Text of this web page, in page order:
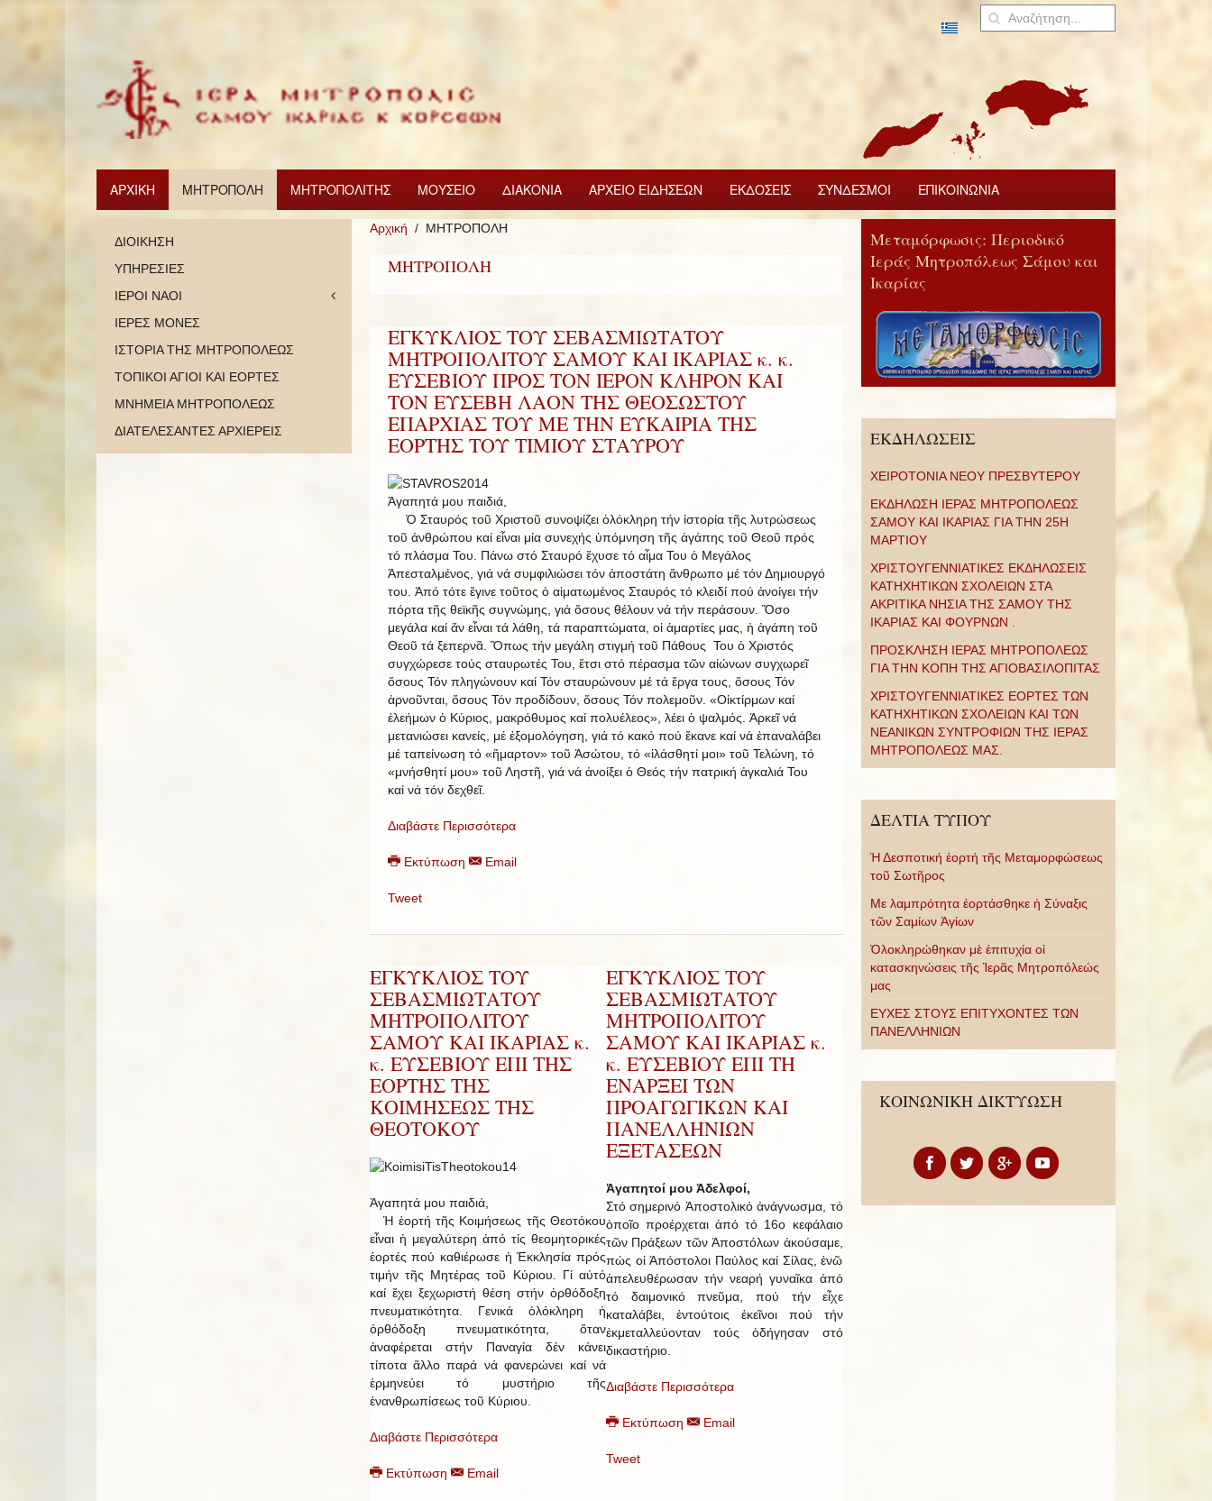
ΑΡΧΙΚΗ ΜΗΤΡΟΠΟΛΗ ΜΗΤΡΟΠΟΛΙΤΗΣ ΜΟΥΣΕΙΟ ΔΙΑΚΟΝΙΑ ΑΡΧΕΙΟ ΕΙΔΗΣΕΩΝ ΕΚΔΟΣΕΙΣ ΣΥΝΔΕΣΜΟΙ ΕΠΙΚΟΙΝΩΝΙΑ
Αρχική ΜΗΤΡΟΠΟΛΗ
ΜΗΤΡΟΠΟΛΗ
ΕΓΚΥΚΛΙΟΣ ΤΟΥ ΣΕΒΑΣΜΙΩΤΑΤΟΥ
ΜΗΤΡΟΠΟΛΙΤΟΥ ΣΑΜΟΥ ΚΑΙ ΙΚΑΡΙΑΣ κ. κ.
ΕΥΣΕΒΙΟΥ ΠΡΟΣ ΤΟΝ ΙΕΡΟΝ ΚΛΗΡΟΝ ΚΑΙ
ΤΟΝ ΕΥΣΕΒΗ ΛΑΟΝ ΤΗΣ ΘΕΟΣΩΣΤΟΥ
ΕΠΑΡΧΙΑΣ ΤΟΥ ΜΕ ΤΗΝ ΕΥΚΑΙΡΙΑ ΤΗΣ
ΕΟΡΤΗΣ ΤΟΥ ΤΙΜΙΟΥ ΣΤΑΥΡΟΥ
Ἀγαπητά μου παιδιά,
Ὁ Σταυρός τοῦ Χριστοῦ συνοψίζει ὁλόκληρη τήν ἱστορία τῆς λυτρώσεως
τοῦ ἀνθρώπου καί εἶναι μία συνεχής ὑπόμνηση τῆς ἀγάπης τοῦ Θεοῦ πρός
τό πλάσμα Του. Πάνω στό Σταυρό ἔχυσε τό αἷμα Του ὁ Μεγάλος
Ἀπεσταλμένος, γιά νά συμφιλιώσει τόν ἀποστάτη ἄνθρωπο μέ τόν Δημιουργό
του. Ἀπό τότε ἔγινε τοῦτος ὁ αἱματωμένος Σταυρός τό κλειδί πού ἀνοίγει τήν
πόρτα τῆς θεϊκῆς συγνώμης, γιά ὅσους θέλουν νά τήν περάσουν. Ὅσο
μεγάλα καί ἄν εἶναι τά λάθη, τά παραπτώματα, οἱ ἁμαρτίες μας, ἡ ἀγάπη τοῦ
Θεοῦ τά ξεπερνᾶ. Ὅπως τήν μεγάλη στιγμή τοῦ Πάθους Του ὁ Χριστός
συγχώρεσε τούς σταυρωτές Του, ἔτσι στό πέρασμα τῶν αἰώνων συγχωρεῖ
ὅσους Τόν πληγώνουν καί Τόν σταυρώνουν μέ τά ἔργα τους, ὅσους Τόν
ἀρνοῦνται, ὅσους Τόν προδίδουν, ὅσους Τόν πολεμοῦν. «Οἰκτίρμων καί
ἐλεήμων ὁ Κύριος, μακρόθυμος καί πολυέλεος», λέει ὁ ψαλμός. Ἀρκεῖ νά
μετανιώσει κανείς, μέ ἐξομολόγηση, γιά τό κακό πού ἔκανε καί νά ἐπαναλάβει
μέ ταπείνωση τό «ἥμαρτον» τοῦ Ἀσώτου, τό «ἱλάσθητί μοι» τοῦ Τελώνη, τό
«μνήσθητί μου» τοῦ Ληστῆ, γιά νά ἀνοίξει ὁ Θεός τήν πατρική ἀγκαλιά Του
καί νά τόν δεχθεῖ.
Διαβάστε Περισσότερα
Εκτύπωση Email
Tweet
ΕΓΚΥΚΛΙΟΣ ΤΟΥ
ΣΕΒΑΣΜΙΩΤΑΤΟΥ
ΜΗΤΡΟΠΟΛΙΤΟΥ
ΣΑΜΟΥ ΚΑΙ ΙΚΑΡΙΑΣ κ.
κ. ΕΥΣΕΒΙΟΥ ΕΠΙ ΤΗΣ
ΕΟΡΤΗΣ ΤΗΣ
ΚΟΙΜΗΣΕΩΣ ΤΗΣ
ΘΕΟΤΟΚΟΥ
Ἀγαπητά μου παιδιά,
Ἡ ἑορτή τῆς Κοιμήσεως τῆς Θεοτόκου
εἶναι ἡ μεγαλύτερη ἀπό τίς θεομητορικές
ἑορτές πού καθιέρωσε ἡ Ἐκκλησία πρός
τιμήν τῆς Μητέρας τοῦ Κύριου. Γί αὐτό
καί ἔχει ξεχωριστή θέση στήν ὀρθόδοξη
πνευματικότητα. Γενικά ὁλόκληρη ἡ
ὀρθόδοξη πνευματικότητα, ὅταν
ἀναφέρεται στήν Παναγία δέν κάνει
τίποτα ἄλλο παρά νά φανερώνει καί νά
ἑρμηνεύει τό μυστήριο τῆς
ἐνανθρωπίσεως τοῦ Κύριου.
Διαβάστε Περισσότερα
Εκτύπωση Email
ΕΓΚΥΚΛΙΟΣ ΤΟΥ
ΣΕΒΑΣΜΙΩΤΑΤΟΥ
ΜΗΤΡΟΠΟΛΙΤΟΥ
ΣΑΜΟΥ ΚΑΙ ΙΚΑΡΙΑΣ κ.
κ. ΕΥΣΕΒΙΟΥ ΕΠΙ ΤΗ
ΕΝΑΡΞΕΙ ΤΩΝ
ΠΡΟΑΓΩΓΙΚΩΝ ΚΑΙ
ΠΑΝΕΛΛΗΝΙΩΝ
ΕΞΕΤΑΣΕΩΝ
Ἀγαπητοί μου Ἀδελφοί,
Στό σημερινό Ἀποστολικό ἀνάγνωσμα, τό
ὁποῖο προέρχεται ἀπό τό 16ο κεφάλαιο
τῶν Πράξεων τῶν Ἀποστόλων ἀκούσαμε,
πώς οἱ Ἀπόστολοι Παύλος καί Σίλας, ἐνῶ
ἀπελευθέρωσαν τήν νεαρή γυναῖκα ἀπό
τό δαιμονικό πνεῦμα, πού τήν εἶχε
καταλάβει, ἐντούτοις ἐκεῖνοι πού τήν
ἐκμεταλλεύονταν τούς ὁδήγησαν στό
δικαστήριο.
Διαβάστε Περισσότερα
Εκτύπωση Email
Tweet
ΔΙΟΙΚΗΣΗ
ΥΠΗΡΕΣΙΕΣ
ΙΕΡΟΙ ΝΑΟΙ
ΙΕΡΕΣ ΜΟΝΕΣ
ΙΣΤΟΡΙΑ ΤΗΣ ΜΗΤΡΟΠΟΛΕΩΣ
ΤΟΠΙΚΟΙ ΑΓΙΟΙ ΚΑΙ ΕΟΡΤΕΣ
ΜΝΗΜΕΙΑ ΜΗΤΡΟΠΟΛΕΩΣ
ΔΙΑΤΕΛΕΣΑΝΤΕΣ ΑΡΧΙΕΡΕΙΣ
Μεταμόρφωσις: Περιοδικό
Ιεράς Μητροπόλεως Σάμου και
Ικαρίας
ΕΚΔΗΛΩΣΕΙΣ
ΧΕΙΡΟΤΟΝΙΑ ΝΕΟΥ ΠΡΕΣΒΥΤΕΡΟΥ
ΕΚΔΗΛΩΣΗ ΙΕΡΑΣ ΜΗΤΡΟΠΟΛΕΩΣ
ΣΑΜΟΥ ΚΑΙ ΙΚΑΡΙΑΣ ΓΙΑ ΤΗΝ 25Η
ΜΑΡΤΙΟΥ
ΧΡΙΣΤΟΥΓΕΝΝΙΑΤΙΚΕΣ ΕΚΔΗΛΩΣΕΙΣ
ΚΑΤΗΧΗΤΙΚΩΝ ΣΧΟΛΕΙΩΝ ΣΤΑ
ΑΚΡΙΤΙΚΑ ΝΗΣΙΑ ΤΗΣ ΣΑΜΟΥ ΤΗΣ
ΙΚΑΡΙΑΣ ΚΑΙ ΦΟΥΡΝΩΝ .
ΠΡΟΣΚΛΗΣΗ ΙΕΡΑΣ ΜΗΤΡΟΠΟΛΕΩΣ
ΓΙΑ ΤΗΝ ΚΟΠΗ ΤΗΣ ΑΓΙΟΒΑΣΙΛΟΠΙΤΑΣ
ΧΡΙΣΤΟΥΓΕΝΝΙΑΤΙΚΕΣ ΕΟΡΤΕΣ ΤΩΝ
ΚΑΤΗΧΗΤΙΚΩΝ ΣΧΟΛΕΙΩΝ ΚΑΙ ΤΩΝ
ΝΕΑΝΙΚΩΝ ΣΥΝΤΡΟΦΙΩΝ ΤΗΣ ΙΕΡΑΣ
ΜΗΤΡΟΠΟΛΕΩΣ ΜΑΣ.
ΔΕΛΤΙΑ ΤΥΠΟΥ
Ἡ Δεσποτική ἑορτή τῆς Μεταμορφώσεως
τοῦ Σωτῆρος
Με λαμπρότητα ἑορτάσθηκε ἡ Σύναξις
τῶν Σαμίων Ἁγίων
Ὁλοκληρώθηκαν μὲ ἐπιτυχία οἱ
κατασκηνώσεις τῆς Ἱερᾶς Μητροπόλεώς
μας
ΕΥΧΕΣ ΣΤΟΥΣ ΕΠΙΤΥΧΟΝΤΕΣ ΤΩΝ
ΠΑΝΕΛΛΗΝΙΩΝ
ΚΟΙΝΩΝΙΚΗ ΔΙΚΤΥΩΣΗ